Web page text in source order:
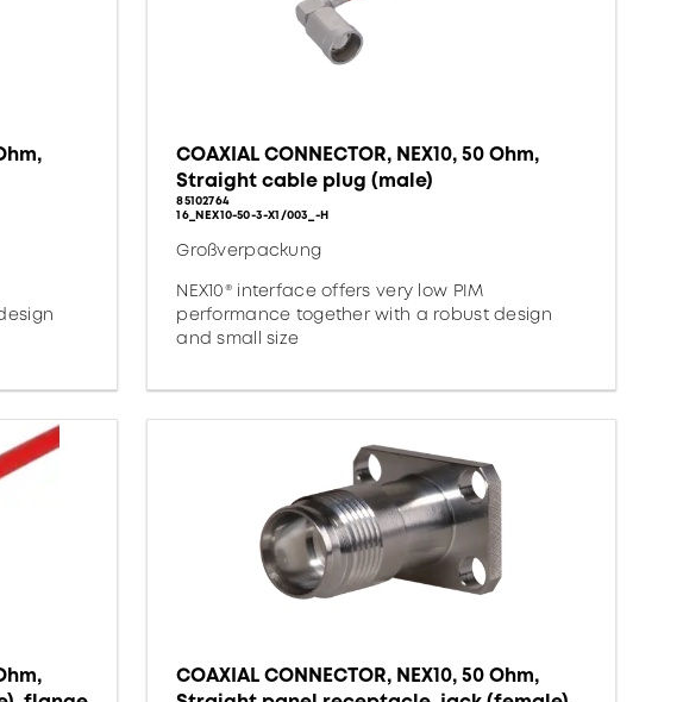
COAXIAL CONNECTOR, NEX10, 50 Ohm,
Straight cable plug (male)
85102764
16_NEX10-50-3-X1/003_-H
Großverpackung
NEX10® interface offers very low PIM
performance together with a robust design
and small size
COAXIAL CONNECTOR, NEX10, 50 Ohm,